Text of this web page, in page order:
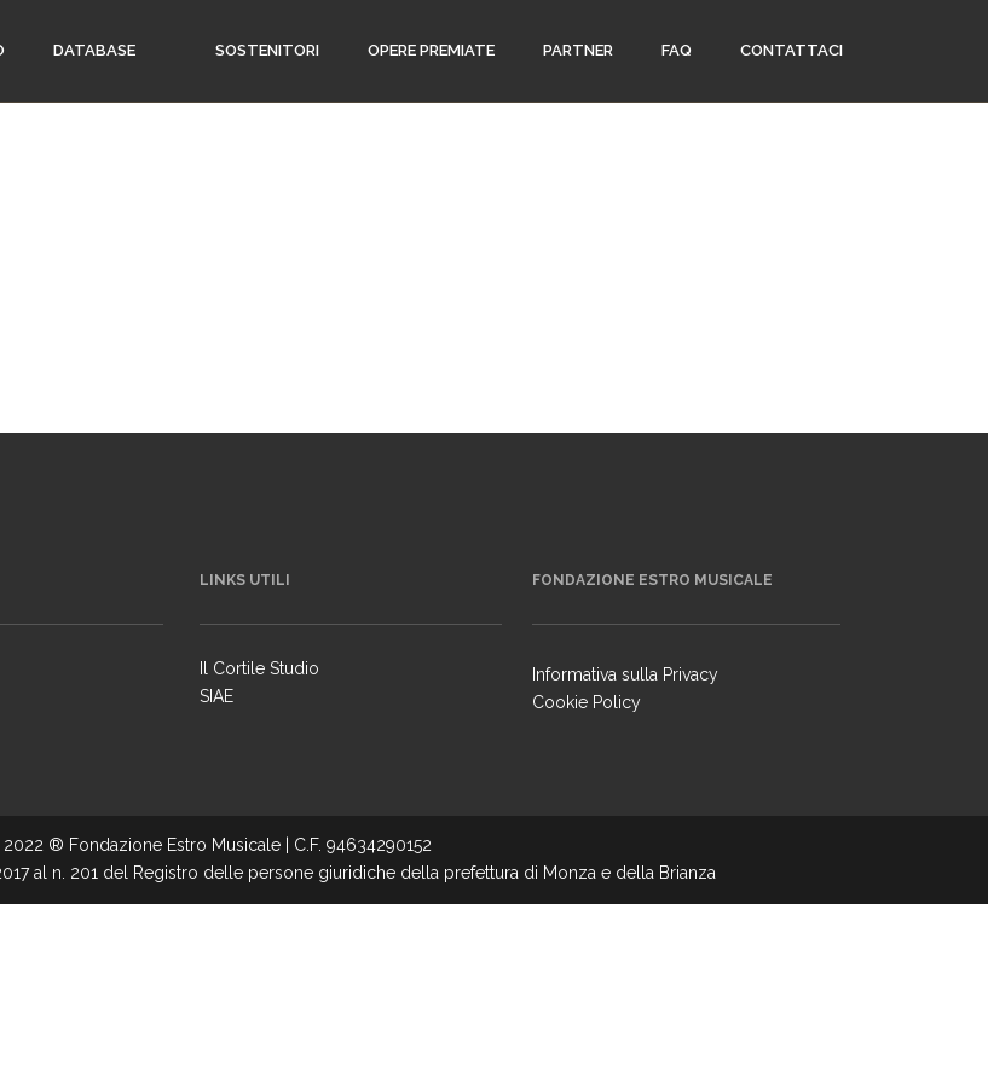
DATABASE SOSTENITORI OPERE PREMIATE PARTNER FAQ CONTATTACI
LINKS UTILI
Il Cortile Studio
SIAE
FONDAZIONE ESTRO MUSICALE
Informativa sulla Privacy
Cookie Policy
® Fondazione Estro Musicale | C.F. 94634290152
al n. 201 del Registro delle persone giuridiche della prefettura di Monza e della Brianza